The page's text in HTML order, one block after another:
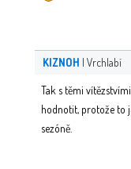
KIZNOH | Vrchlabí
Tak s těmi
hodnotit, protože to
sezóně.